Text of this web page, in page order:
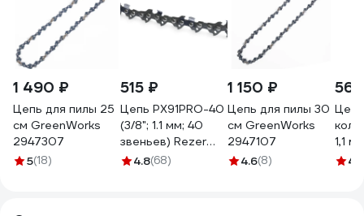
1 490 ₽
Цепь для пилы 25
см GreenWorks
2947307
5(18)
515 ₽
Цепь PX91PRO-40
(3/8"; 1.1 мм; 40
звеньев) Rezer
03.025.00067
4.8(68)
1 150 ₽
Цепь для пилы 30
см GreenWorks
2947107
4.6(8)
561
1,1
249-
4.7